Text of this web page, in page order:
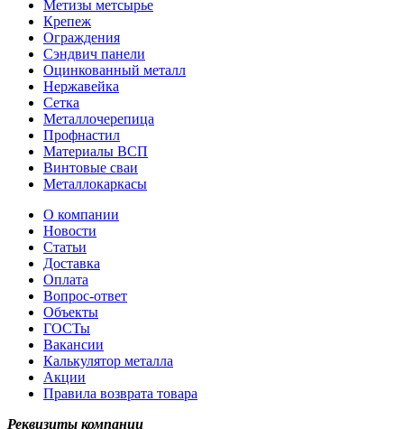
Метизы метсырье
Крепеж
Ограждения
Сэндвич панели
Оцинкованный металл
Нержавейка
Сетка
Металлочерепица
Профнастил
Материалы ВСП
Винтовые сваи
Металлокаркасы
О компании
Новости
Статьи
Доставка
Оплата
Вопрос-ответ
Объекты
ГОСТы
Вакансии
Калькулятор металла
Акции
Правила возврата товара
Реквизиты компании